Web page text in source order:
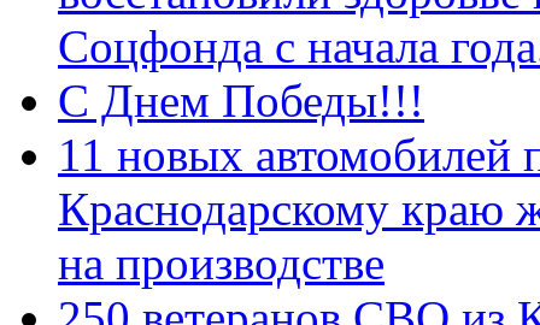
Соцфонда с начала
С Днем Победы!!!
11 новых автомобилей
Краснодарскому краю
на производстве